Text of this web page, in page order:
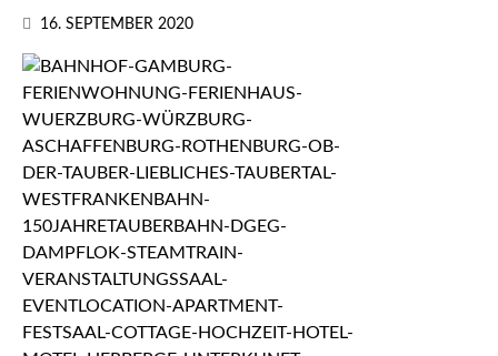
16. SEPTEMBER 2020